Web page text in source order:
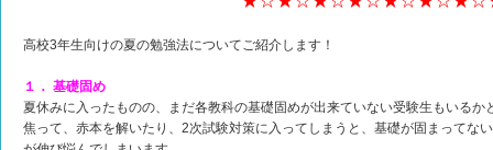
高校3年生向けの夏の勉強法についてご紹介します！
１． 基礎固め
夏休みに入ったものの、まだ各教科の基礎固めが出来ていない受験生もいるか
焦って、赤本を解いたり、2次試験対策に入ってしまうと、基礎が固まってな